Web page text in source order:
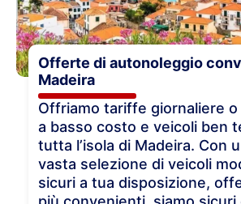
Offerte di autonoleggio
Madeira
Offriamo tariffe giornaliere
a basso costo e veicoli ben
tutta l’isola di Madeira. Con
vasta selezione di veicoli
sicuri a tua disposizione,